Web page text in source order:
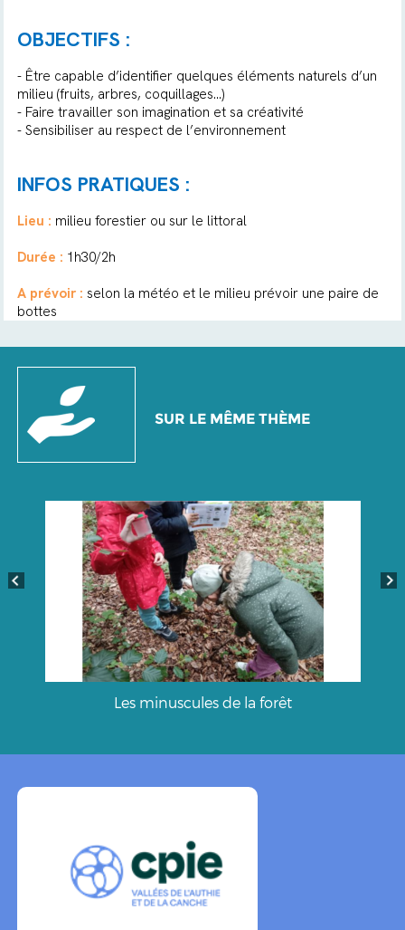
OBJECTIFS :
- Être capable d’identifier quelques éléments naturels d’un
milieu (fruits, arbres, coquillages…)
- Faire travailler son imagination et sa créativité
- Sensibiliser au respect de l’environnement
INFOS PRATIQUES :
Lieu : milieu forestier ou sur le littoral
Durée : 1h30/2h
A prévoir : selon la météo et le milieu prévoir une paire de
bottes
SUR LE MÊME THÈME
Les minuscules de la forêt